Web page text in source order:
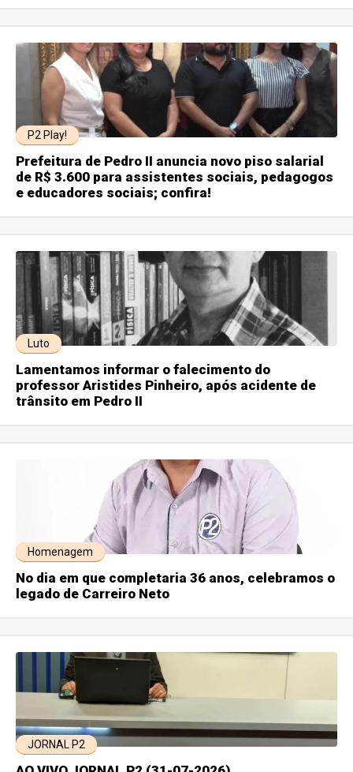
P2 Play!
Prefeitura de Pedro II anuncia novo piso salarial
de R$ 3.600 para assistentes sociais, pedagogos
e educadores sociais; confira!
Luto
Lamentamos informar o falecimento do
professor Aristides Pinheiro, após acidente de
trânsito em Pedro II
Homenagem
No dia em que completaria 36 anos, celebramos o
legado de Carreiro Neto
JORNAL P2